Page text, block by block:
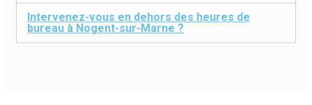
Intervenez-vous en dehors des heures de
bureau à Nogent-sur-Marne ?